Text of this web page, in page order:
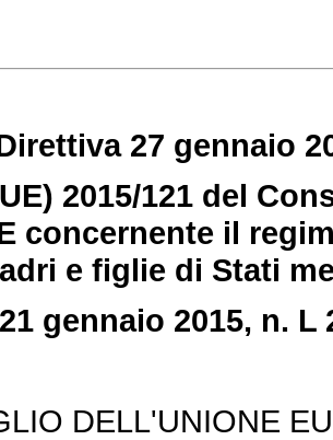
27 gennaio
2015/121 del
concernente il
e figlie di Stati
gennaio 2015, n. L
DELL'UNIONE